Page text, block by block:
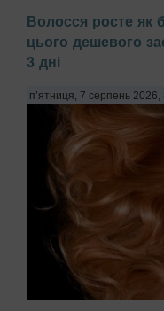
Волосся росте як
цього дешевого
3 дні
п’ятниця, 7 серпень 2026,